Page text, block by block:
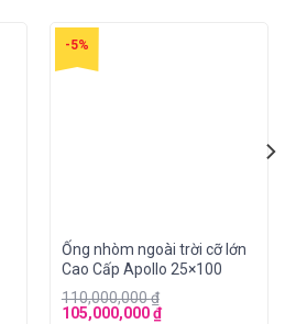
-5%
Ống nhòm ngoài trời cỡ lớn
Cao Cấp Apollo 25×100
110,000,000₫
105,000,000₫